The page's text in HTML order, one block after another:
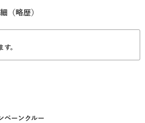
（略歴）
。
ペーンクルー